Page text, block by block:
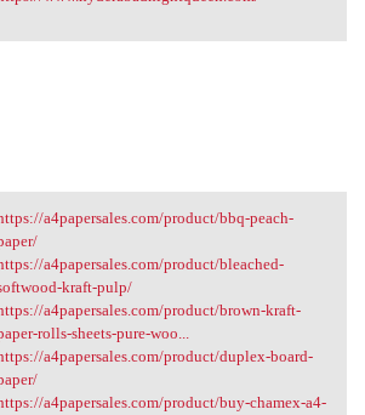
a4papersales.com
a4papersales.com/product/bbq-peach-
a4papersales.com/product/bleached-
kraft-pulp/
a4papersales.com/product/brown-kraft-
rolls-sheets-pure-woo...
a4papersales.com/product/duplex-board-
a4papersales.com/product/buy-chamex-a4-